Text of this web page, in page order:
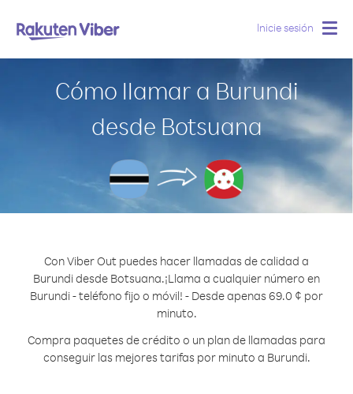
Inicie sesión
Cómo llamar a Burundi
desde Botsuana
Con Viber Out puedes hacer llamadas de calidad a
Burundi desde Botsuana.¡Llama a cualquier número en
Burundi - teléfono fijo o móvil! - Desde apenas 69.0 ¢ por
minuto.
Compra paquetes de crédito o un plan de llamadas para
conseguir las mejores tarifas por minuto a Burundi.